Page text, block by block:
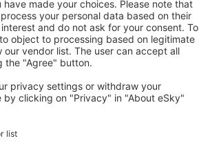
die Sie mögen
über 1,3 Millionen Unterkünften: Hotels,
und andere.
Hotels von eSky-Nutzern
Städte